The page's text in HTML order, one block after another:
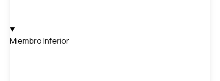
Miembro Inferior